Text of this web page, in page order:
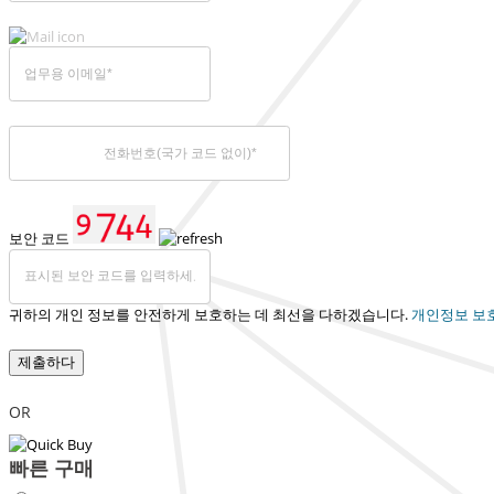
보안 코드
귀하의 개인 정보를 안전하게 보호하는 데 최선을 다하겠습니다. 개인정보 보
제출하다
OR
빠른 구매